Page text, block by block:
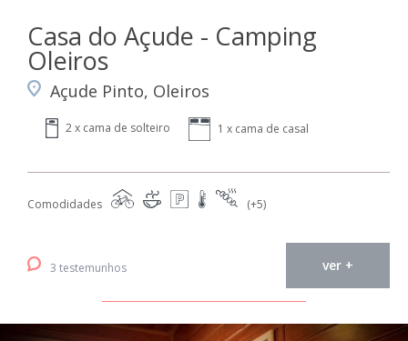
Casa do Açude - Camping
Oleiros
Açude Pinto, Oleiros
2 x cama de solteiro 1 x cama de casal
Comodidades (+5)
3 testemunhos ver +